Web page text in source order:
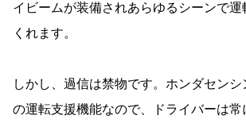
イビームが装備されあらゆるシーンで運
くれます。
しかし、過信は禁物です。ホンダセン
の運転支援機能なので、ドライバーは常